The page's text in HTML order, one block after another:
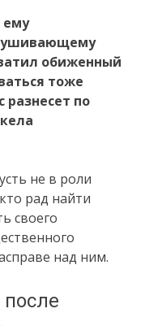
ему
обиженный
тоже
разнесет по
не в роли
рад найти
своего
над ним.
после